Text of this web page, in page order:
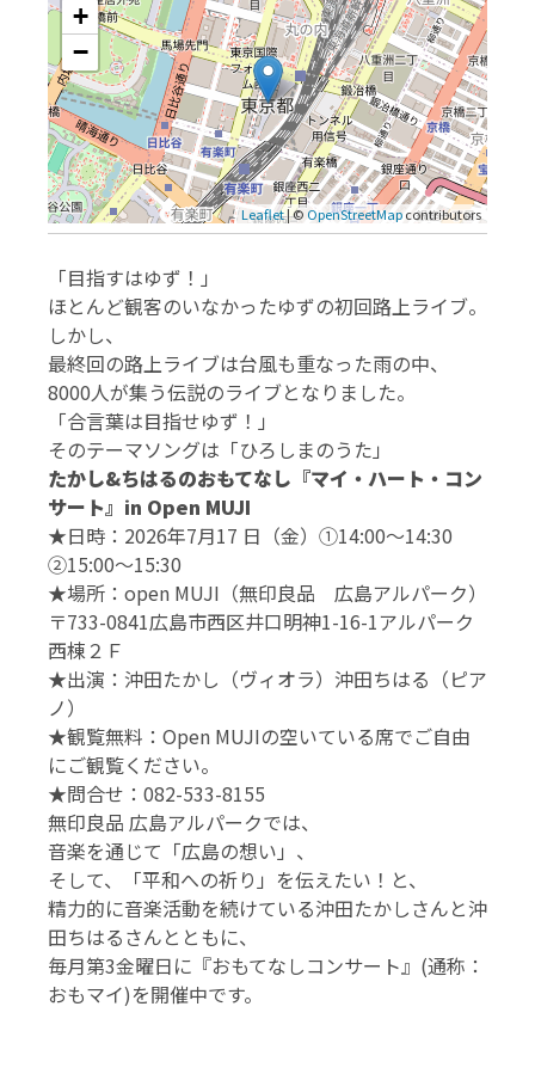
+
−
Leaflet| ©OpenStreetMapcontributors
「目指すはゆず！」
ほとんど観客のいなかったゆずの初回路上ライブ。
しかし、
最終回の路上ライブは台風も重なった雨の中、
8000人が集う伝説のライブとなりました。
「合言葉は目指せゆず！」
そのテーマソングは「ひろしまのうた」
たかし&ちはるのおもてなし『マイ・ハート・コン
サート』in Open MUJI
★日時：2026年7月17 日（金）①14:00～14:30
②15:00～15:30
★場所：open MUJI（無印良品 広島アルパーク）
〒733-0841広島市西区井口明神1-16-1アルパーク
西棟２Ｆ
★出演：沖田たかし（ヴィオラ）沖田ちはる（ピア
ノ）
★観覧無料：Open MUJIの空いている席でご自由
にご観覧ください。
★問合せ：082-533-8155
無印良品 広島アルパークでは、
音楽を通じて「広島の想い」、
そして、「平和への祈り」を伝えたい！と、
精力的に音楽活動を続けている沖田たかしさんと沖
田ちはるさんとともに、
毎月第3金曜日に『おもてなしコンサート』(通称：
おもマイ)を開催中です。